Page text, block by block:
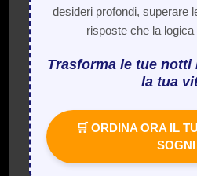
desideri profondi, superare
risposte che la logica
Trasforma le tue notti
la tua
🛒 ORDINA ORA IL
SOGNI